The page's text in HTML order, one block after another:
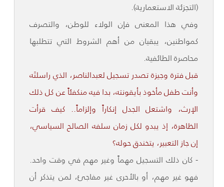
(التجزئة الاستعمارية).
وفي هذا المعنى فإن الولاء للوطن، والتصرف
كمواطنين، يبقيان من أهم الشروط التي تتطلبها
محاصرة الطائفية.
قبل فترة وجيزة تصدر تسجيل لعبدالناصر، الذي راسلتَه
وأنت طفل مأخوذ بأيقونته، بدا فيه منكفئاً عن كل ذلك
الإرث، واشتعل الجدل إنكاراً وإلزاماً.. كيف قرأت
الظاهرة، إذ يبدو لكل زمان سلفه الصالح السياسي،
إن جاز التعبير، يتخندق حوله؟
- كان ذلك التسجيل مهماً وغير مهم في وقت واحد.
فهو غير مهم، أو بالأحرى غير مفاجئ، لمن يتذكر أن